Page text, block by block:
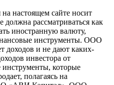
настоящем сайте носит
должна рассматриваться как
иностранную валюту,
инструменты. ООО
доходов и не дают каких-
инвестора от
которые
полагаясь на